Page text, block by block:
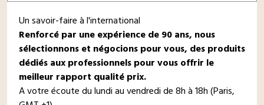
Un savoir-faire à l'international
Renforcé par une expérience de 90 ans, nous
sélectionnons et négocions pour vous, des produits
dédiés aux professionnels pour vous offrir le
meilleur rapport qualité prix.
A votre écoute du lundi au vendredi de 8h à 18h (Paris,